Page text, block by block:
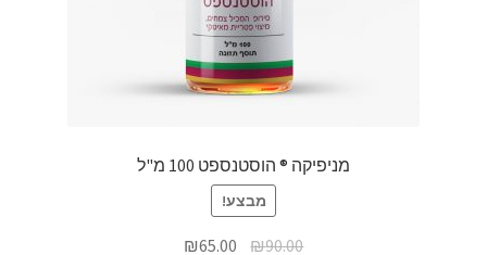
מניפיקה ® הוסטנספט 100 מ"ל
מבצע!
₪90.00
₪65.00